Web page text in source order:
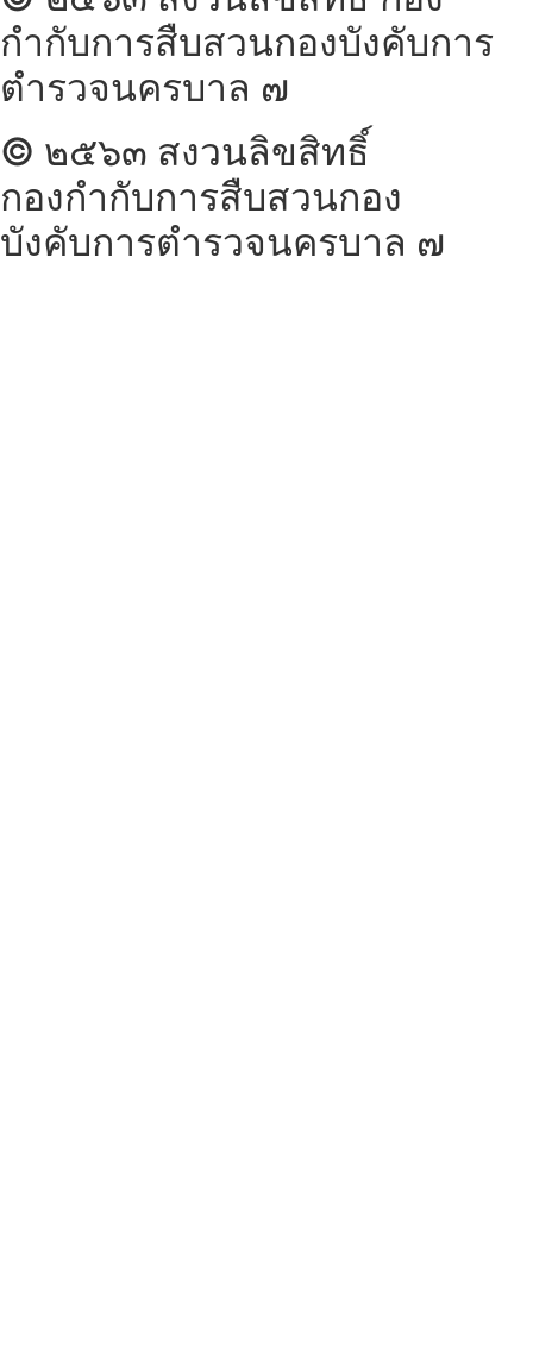
กำกับการสืบสวนกองบังคับการ
ตำรวจนครบาล ๗
© ๒๕๖๓ สงวนลิขสิทธิ์
กองกำกับการสืบสวนกอง
บังคับการตำรวจนครบาล ๗